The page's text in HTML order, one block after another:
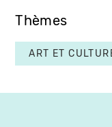
Thèmes
ART ET